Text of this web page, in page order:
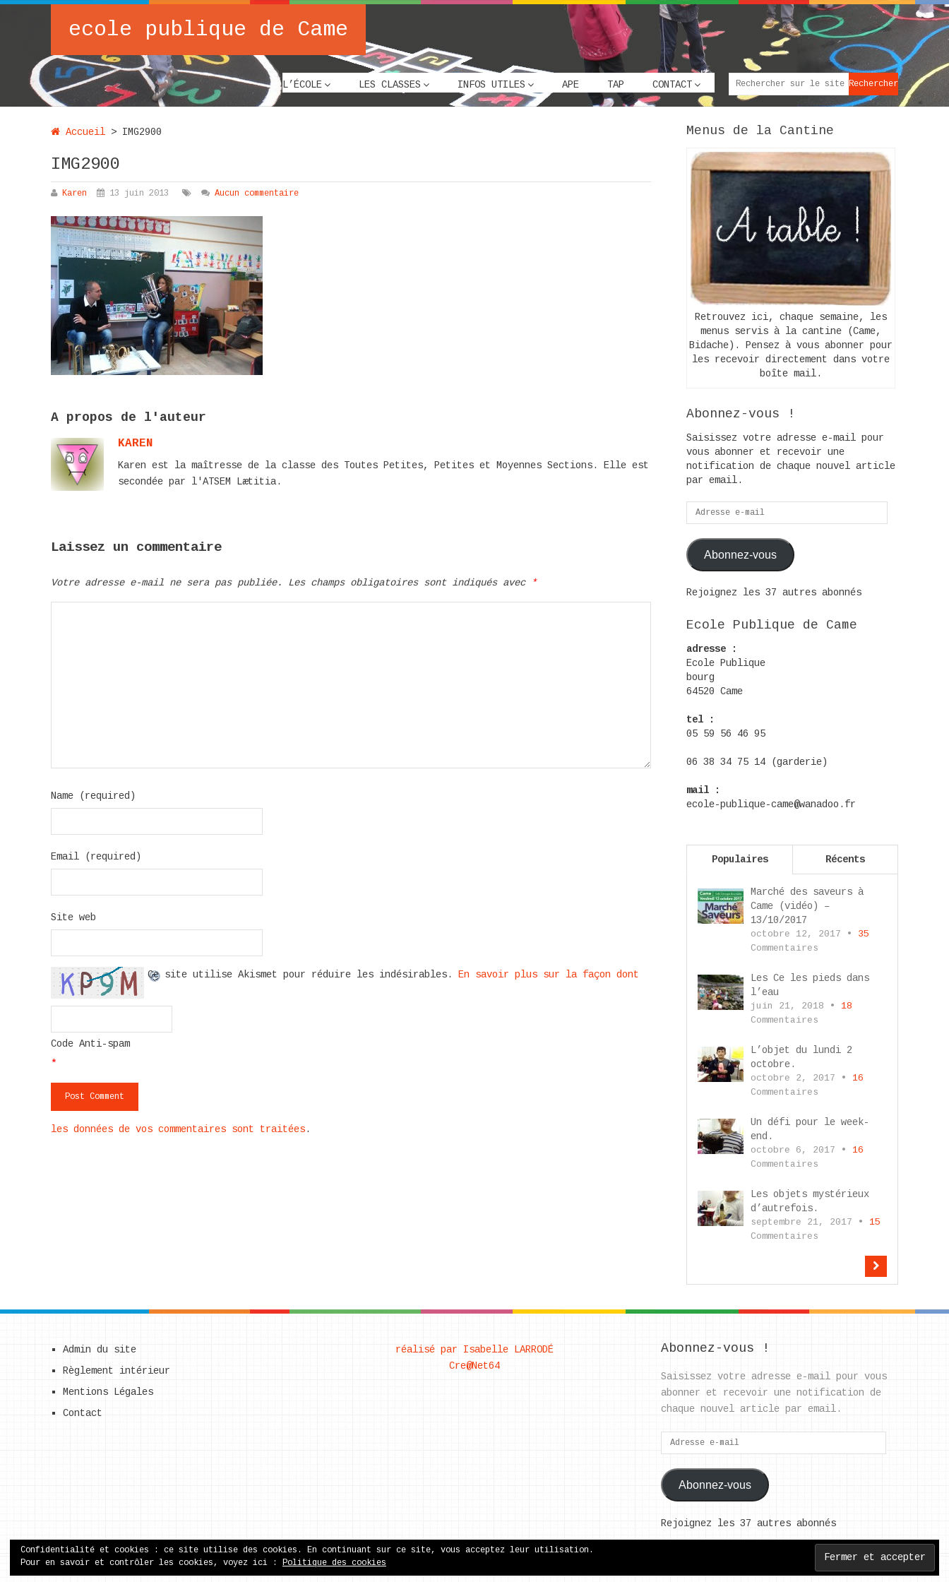
ecole publique de Came
L’ÉCOLE LES CLASSES INFOS UTILES APE TAP CONTACT
Accueil > IMG2900
IMG2900
Karen 13 juin 2013 Aucun commentaire
A propos de l'auteur
KAREN
Karen est la maîtresse de la classe des Toutes Petites, Petites et Moyennes Sections. Elle est
secondée par l'ATSEM Lætitia.
Laissez un commentaire
Votre adresse e-mail ne sera pas publiée. Les champs obligatoires sont indiqués avec *
Name (required)
Email (required)
Site web
Code Anti-spam
*
Ce site utilise Akismet pour réduire les indésirables. En savoir plus sur la façon dont
les données de vos commentaires sont traitées.
Menus de la Cantine
Retrouvez ici, chaque semaine, les
menus servis à la cantine (Came,
Bidache). Pensez à vous abonner pour
les recevoir directement dans votre
boîte mail.
Abonnez-vous !
Saisissez votre adresse e-mail pour
vous abonner et recevoir une
notification de chaque nouvel article
par email.
Adresse
e-
mail
Abonnez-vous
Rejoignez les 37 autres abonnés
Ecole Publique de Came
adresse :
Ecole Publique
bourg
64520 Came
tel :
05 59 56 46 95
06 38 34 75 14 (garderie)
mail :
ecole-publique-came@wanadoo.fr
Populaires Récents
Marché des saveurs à
Came (vidéo) –
13/10/2017
octobre 12, 2017 • 35
Commentaires
Les Ce les pieds dans
l’eau
juin 21, 2018 • 18
Commentaires
L’objet du lundi 2
octobre.
octobre 2, 2017 • 16
Commentaires
Un défi pour le week-
end.
octobre 6, 2017 • 16
Commentaires
Les objets mystérieux
d’autrefois.
septembre 21, 2017 • 15
Commentaires
Admin du site
Règlement intérieur
Mentions Légales
Contact
réalisé par Isabelle LARRODÉ
Cre@Net64
Abonnez-vous !
Saisissez votre adresse e-mail pour vous
abonner et recevoir une notification de
chaque nouvel article par email.
Adresse
e-
mail
Abonnez-vous
Rejoignez les 37 autres abonnés
Copyright © 2026. Back to Top
Confidentialité et cookies : ce site utilise des cookies. En continuant sur ce site, vous acceptez leur utilisation.
Pour en savoir et contrôler les cookies, voyez ici : Politique des cookies